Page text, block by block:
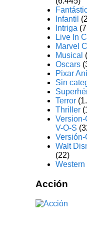
Infantil
Intriga
Live In
Marvel
Musical
Oscars
Pixar
Sin
Terror
Thriller
V-O-S
Versión-
Walt
(22)
Western
Acción